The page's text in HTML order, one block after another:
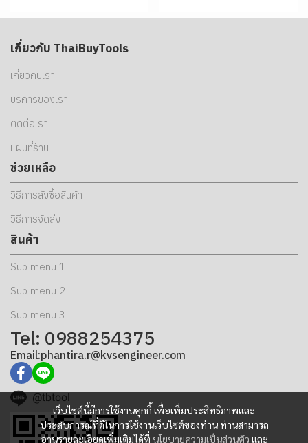
เว็บไซต์นี้มีการใช้งานคุกกี้ เพื่อเพิ่มประสิทธิภาพและ
ประสบการณ์ที่ดีในการใช้งานเว็บไซต์ของท่าน ท่านสามารถ
อ่านรายละเอียดเพิ่มเติมได้ที่ นโยบายความเป็นส่วนตัว และ
เกี่ยวกับ ThaiBuyTools
เกี่ยวกับเรา
บริการของเรา
ติดต่อเรา
แผนที่ร้าน
ช่วยเหลือ
วิธีการสั่งซื้อสินค้า
วิธีการจัดส่ง
สินค้า
Sub menu 1
Sub menu 2
Sub menu 3
Tel: 0988254375
Email:phantira.r@kvsengineer.com
@tbtool